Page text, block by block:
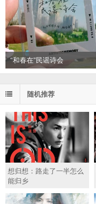
“和春在”民谣诗会
读家书单：悦读，散散班味
随机推荐
想归想：路走了一半怎么
能归乡